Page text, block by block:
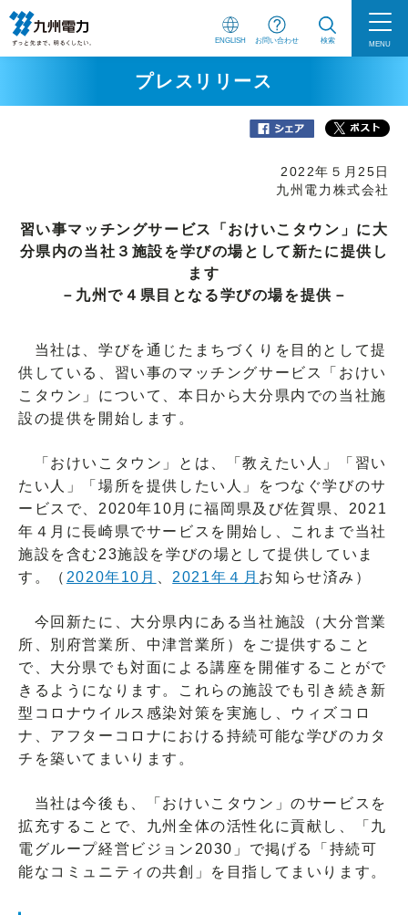
ENGLISH お問い合わせ 検索 MENU
プレスリリース
2022年５月25日
九州電力株式会社
習い事マッチングサービス「おけいこタウン」に大
分県内の当社３施設を学びの場として新たに提供し
ます
－九州で４県目となる学びの場を提供－
当社は、学びを通じたまちづくりを目的として提
供している、習い事のマッチングサービス「おけい
こタウン」について、本日から大分県内での当社施
設の提供を開始します。
「おけいこタウン」とは、「教えたい人」「習い
たい人」「場所を提供したい人」をつなぐ学びのサ
ービスで、2020年10月に福岡県及び佐賀県、2021
年４月に長崎県でサービスを開始し、これまで当社
施設を含む23施設を学びの場として提供していま
す。（ 2020年10月 2021年４月 お知らせ済み）
今回新たに、大分県内にある当社施設（大分営業
所、別府営業所、中津営業所）をご提供すること
で、大分県でも対面による講座を開催することがで
きるようになります。これらの施設でも引き続き新
型コロナウイルス感染対策を実施し、ウィズコロ
ナ、アフターコロナにおける持続可能な学びのカタ
チを築いてまいります。
当社は今後も、「おけいこタウン」のサービスを
拡充することで、九州全体の活性化に貢献し、「九
電グループ経営ビジョン2030」で掲げる「持続可
能なコミュニティの共創」を目指してまいります。